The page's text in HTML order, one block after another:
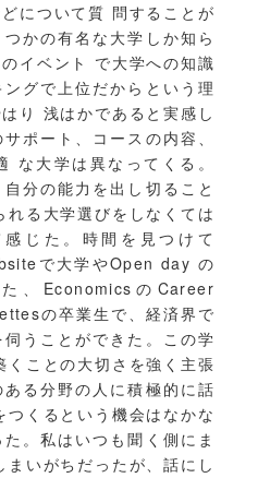
について質 問することが
かの有名な大学しか知ら
イベント で大学への知識
グで上位だからという理
り 浅はかであると実感し
ポート、コースの内容、
な大学は異なってくる。
分の能力を出し切ること
る大学選びをしなくては
じた。時間を見つけて
で大学やOpen day の
、EconomicsのCareer
の卒業生で、経済界で
うことができた。この学
ことの大切さを強く主張
る分野の人に積極的に話
つくるという機会はなかな
。私はいつも聞く側にま
いがちだったが、話にし